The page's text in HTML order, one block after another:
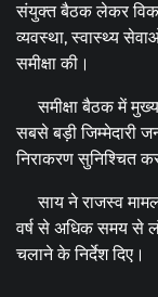
संयुक्त बैठक लेकर
व्यवस्था, स्वास्थ्य
समीक्षा की।
समीक्षा बैठक में
सबसे बड़ी जिम्मेदारी
निराकरण सुनिश्चित
साय ने राजस्व
वर्ष से अधिक समय से
चलाने के निर्देश दिए।